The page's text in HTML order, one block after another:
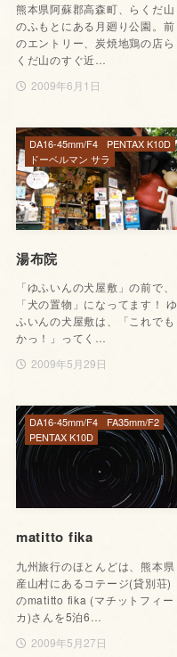
熊本県阿蘇郡高森町、らくだ山
のふもとにある月廻り公園。前
のエントリー、炭焼地鶏の店ら
くだ山のすぐ近…
2009年6月1日
湯布院
「ゆふいんの犬屋敷」の前で、
「犬の置物」になってます！ ゆ
ふいんの犬屋敷は、「これでも
かっ！」ってく…
2009年5月29日
DA16-45mm/F4
PENTAX K10D
ドーベルマン サラ
matitto fika
九州旅行のほとんどは、熊本県
産山村にあるコテージ(貸別荘)
のmatitto fika (マチットフィー
カ)さんを5泊6…
2009年5月27日
DA16-45mm/F4
FA35mm/F2
PENTAX K10D